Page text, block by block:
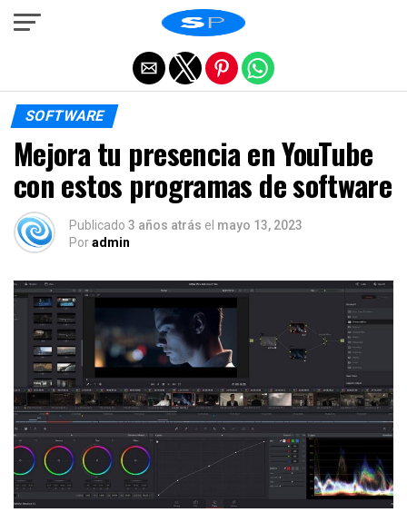
SOFTWARE
Mejora tu presencia en YouTube
con estos programas de software
Publicado 3 años atrás el mayo 13, 2023
Poradmin
Salir de la versión móvil